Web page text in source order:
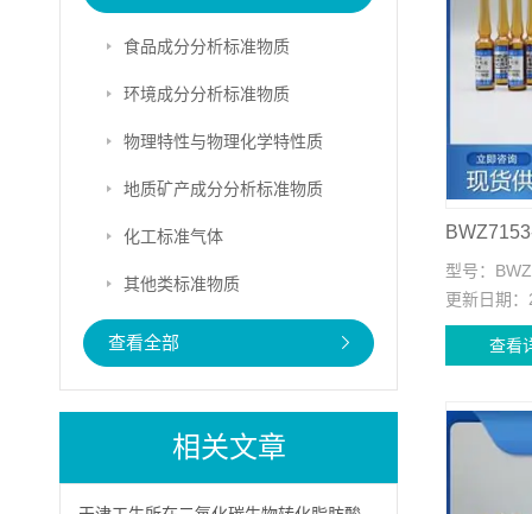
食品成分分析标准物质
环境成分分析标准物质
物理特性与物理化学特性质
地质矿产成分分析标准物质
化工标准气体
其他类标准物质
查看全部
相关文章
型号：
更新日期：
查看